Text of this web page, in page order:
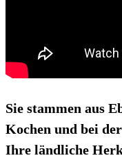
Sie stammen aus
Kochen und bei
Ihre ländliche